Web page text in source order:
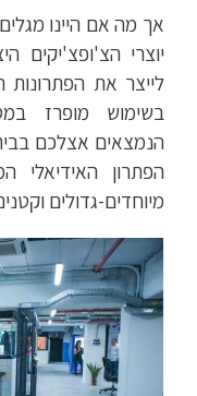
אך מה אם היינו
יוצרי הצ'ופצ'יקים
לייצר את הפתרונות
בשימוש מופרז
הנמצאים אצלכם
הפתרון האידיאלי
מיוחדים-גדולים